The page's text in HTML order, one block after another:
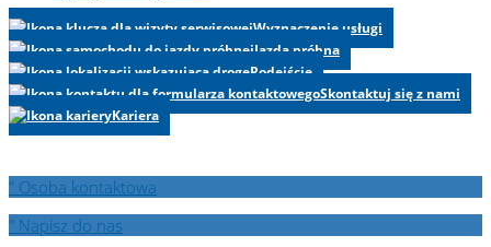
Wyznaczenie usługi
Jazda próbna
Podejście
Skontaktuj się z nami
Kariera
" Osoba kontaktowa
" Napisz do nas